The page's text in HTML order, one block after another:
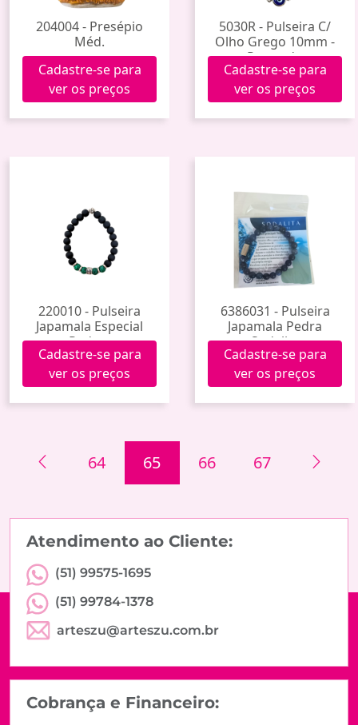
204004 - Presépio
Méd.
Cadastre-se para
ver os preços
5030R - Pulseira C/
Olho Grego 10mm -
Prateado
Cadastre-se para
ver os preços
220010 - Pulseira
Japamala Especial
Pedras
Cadastre-se para
ver os preços
6386031 - Pulseira
Japamala Pedra
Sodalita
Cadastre-se para
ver os preços
64 65 66 67
Atendimento ao Cliente:
(51) 99575-1695
(51) 99784-1378
arteszu@arteszu.com.br
Cobrança e Financeiro: